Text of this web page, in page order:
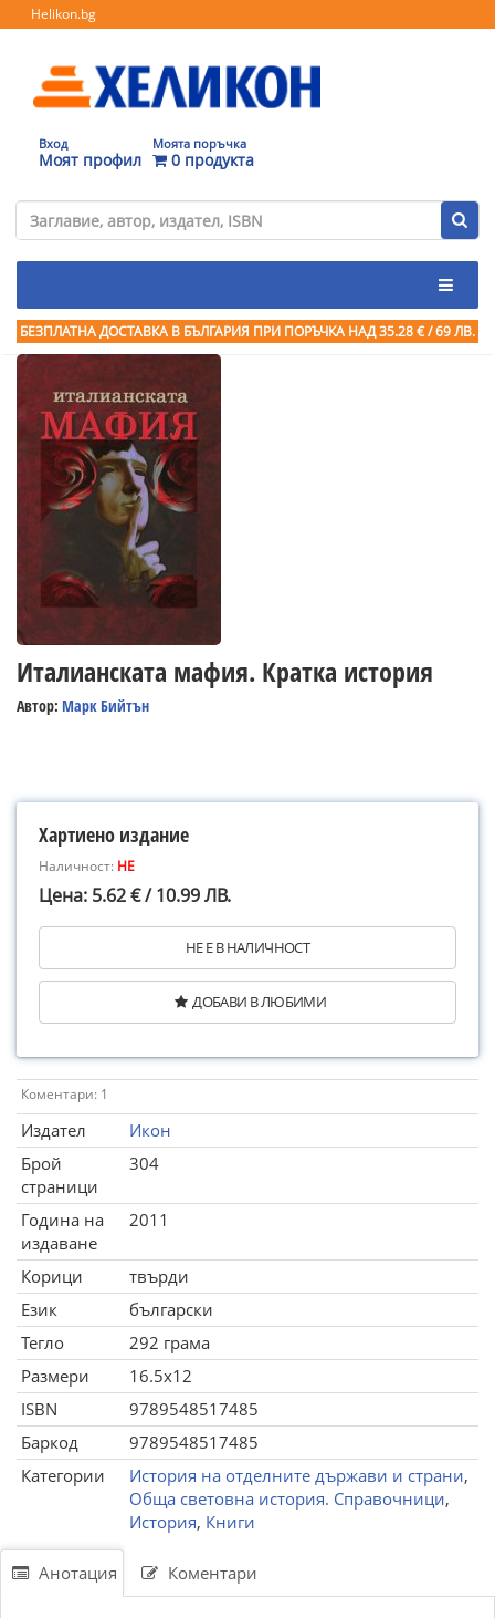
Helikon.bg
Вход
Моят профил
Моята поръчка
0 продукта
БЕЗПЛАТНА ДОСТАВКА В БЪЛГАРИЯ ПРИ ПОРЪЧКА НАД 35.28 € / 69 ЛВ.
Италианската мафия. Кратка история
Автор: Марк Бийтън
Хартиено издание
Наличност: НЕ
Цена: 5.62 € / 10.99 ЛВ.
НЕ Е В НАЛИЧНОСТ
ДОБАВИ В ЛЮБИМИ
Коментари: 1
Издател
Икон
Брой
страници
304
Година на
издаване
2011
Корици
твърди
Език
български
Тегло
292 грама
Размери
16.5x12
ISBN
9789548517485
Баркод
9789548517485
Категории
История на отделните държави и страни,
Обща световна история. Справочници,
История, Книги
Анотация Коментари